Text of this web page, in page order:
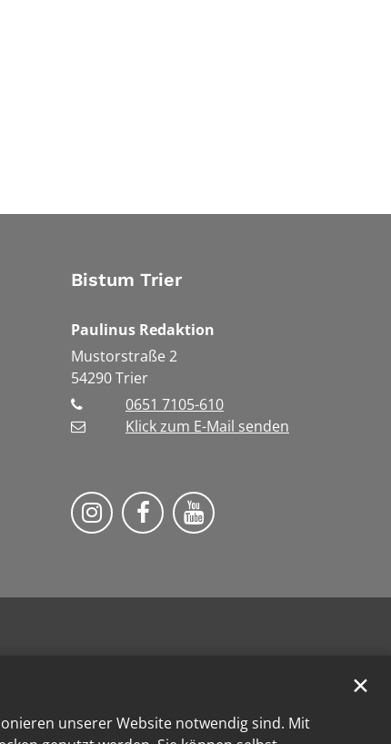
unserer Website notwendig sind. Mit
✕
Bistum Trier
Paulinus Redaktion
Mustorstraße 2
54290Trier
0651 7105-610
Klick zum E-Mail senden
Bistum Trier auf Instragram
Bistum Trier auf Facebook
Bistum Trier auf